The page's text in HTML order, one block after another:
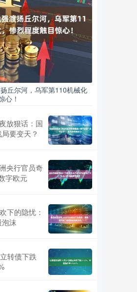
丘尔河，乌军第110机械化
心！
放狠话：国
要变天？
央行官员奇
字欧元
下的隐忧：
泡沫
转债下跌